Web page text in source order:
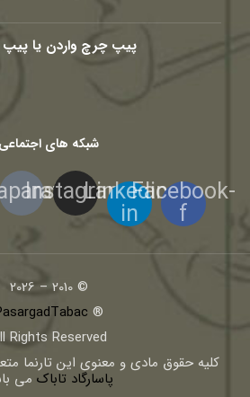
پیپ چرچ واردن یا پیپ
شبکه های اجتماعی
Facebook-
f
Linkedin-
in
Instagram
© 2010 – 2026
®
Rights Reserved
كليه حقوق مادی و معنوی اين تارنما
پاسارگاد تاباک می